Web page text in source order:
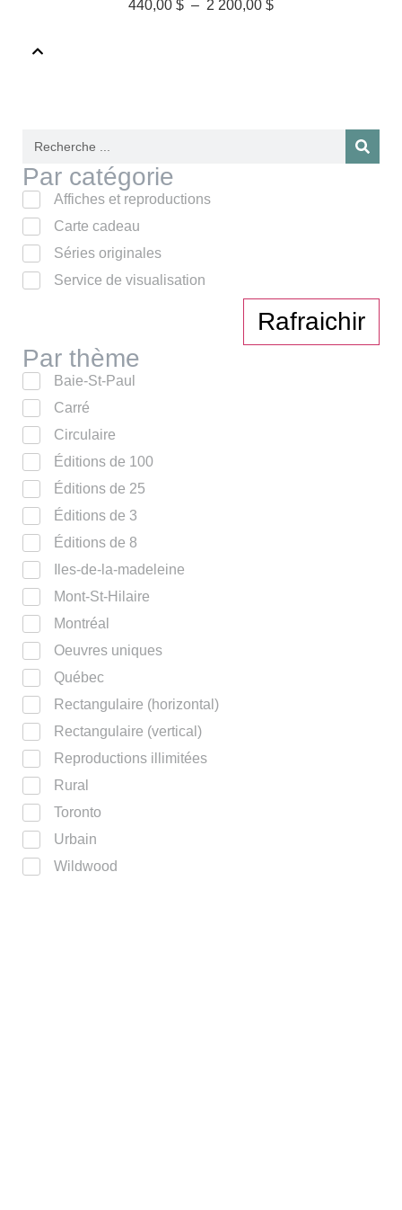
Par catégorie
Affiches et reproductions
Carte cadeau
Séries originales
Service de visualisation
Rafraichir
Par thème
Baie-St-Paul
Carré
Circulaire
Éditions de 100
Éditions de 25
Éditions de 3
Éditions de 8
Iles-de-la-madeleine
Mont-St-Hilaire
Montréal
Oeuvres uniques
Québec
Rectangulaire (horizontal)
Rectangulaire (vertical)
Reproductions illimitées
Rural
Toronto
Urbain
Wildwood
440,00 $ – 2 200,00 $